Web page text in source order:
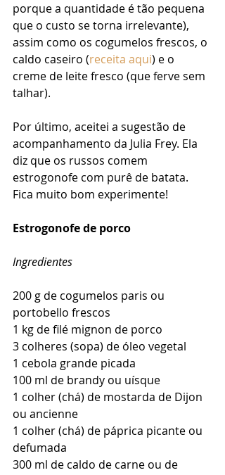
porque a quantidade é tão pequena
que o custo se torna irrelevante),
assim como os cogumelos frescos, o
caldo caseiro (receita aqui) e o
creme de leite fresco (que ferve sem
talhar).
Por último, aceitei a sugestão de
acompanhamento da Julia Frey. Ela
diz que os russos comem
estrogonofe com purê de batata.
Fica muito bom experimente!
Estrogonofe de porco
Ingredientes
200 g de cogumelos paris ou
portobello frescos
1 kg de filé mignon de porco
3 colheres (sopa) de óleo vegetal
1 cebola grande picada
100 ml de brandy ou uísque
1 colher (chá) de mostarda de Dijon
ou ancienne
1 colher (chá) de páprica picante ou
defumada
300 ml de caldo de carne ou de